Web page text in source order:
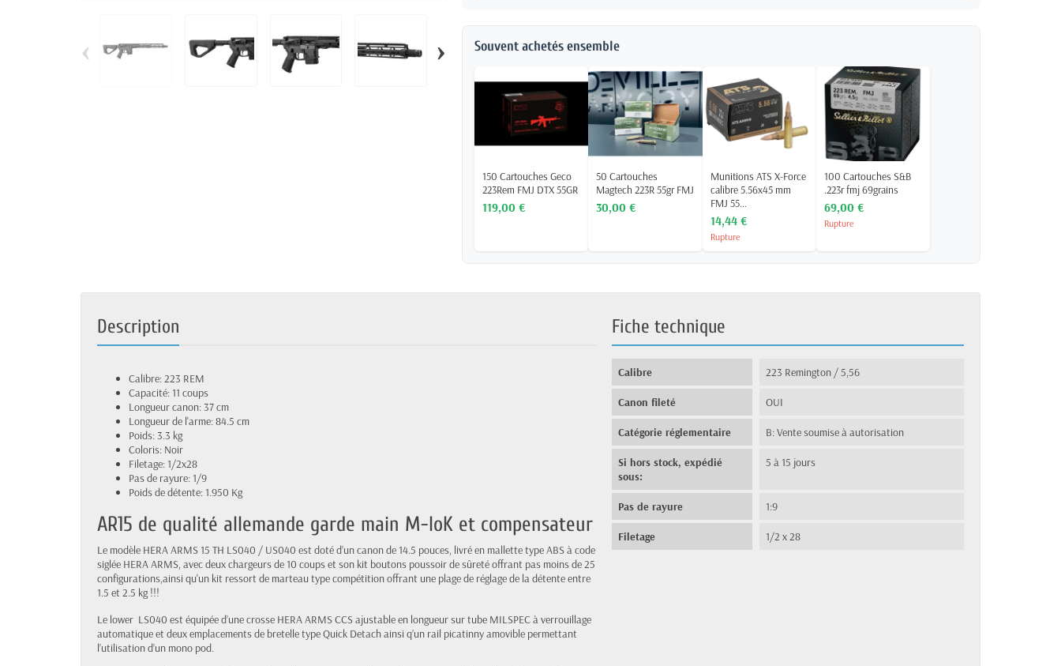
‹ › Souvent achetés ensemble
150 Cartouches Geco
223Rem FMJ DTX 55GR
119,00 €
50 Cartouches
Magtech 223R 55gr FMJ
30,00 €
Munitions ATS X-Force
calibre 5.56x45 mm
FMJ 55...
14,44 €
Rupture
100 Cartouches S&B
.223r fmj 69grains
69,00 €
Rupture
Description
Calibre: 223 REM
Capacité: 11 coups
Longueur canon: 37 cm
Longueur de l'arme: 84.5 cm
Poids: 3.3 kg
Coloris: Noir
Filetage: 1/2x28
Pas de rayure: 1/9
Poids de détente: 1.950 Kg
AR15 de qualité allemande garde main M-loK et compensateur
Le modèle HERA ARMS 15 TH LS040 / US040 est doté d’un canon de 14.5 pouces, livré en mallette type ABS à code
siglée HERA ARMS, avec deux chargeurs de 10 coups et son kit boutons poussoir de sûreté offrant pas moins de 25
configurations,ainsi qu'un kit ressort de marteau type compétition offrant une plage de réglage de la détente entre
1.5 et 2.5 kg !!!
Le lower LS040 est équipée d’une crosse HERA ARMSCCS ajustable en longueur sur tube MILSPEC à verrouillage
automatique et deux emplacements de bretelle type Quick Detach ainsi q’un rail picatinny amovible permettant
l’utilisation d’un mono pod.
Fiche technique
Calibre 223 Remington / 5,56
Canon fileté OUI
Catégorie réglementaire B: Vente soumise à autorisation
Si hors stock, expédié
sous:
5 à 15 jours
Pas de rayure 1:9
Filetage 1/2 x 28